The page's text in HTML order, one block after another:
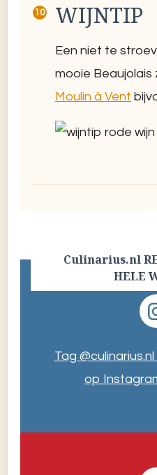
WIJNTIP
Een niet te
mooie Beaujolais
Moulin à Vent
Culinarius.nl
HELE
Tag
op